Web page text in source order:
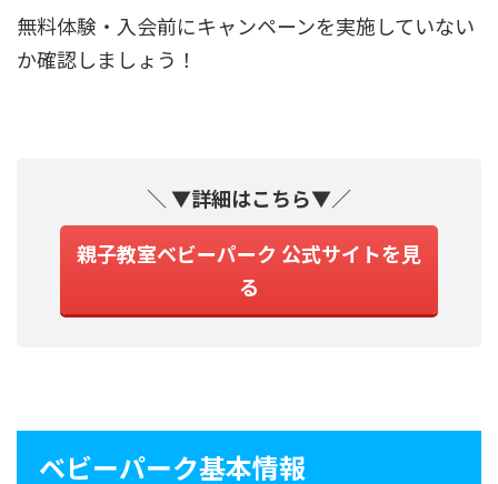
無料体験・入会前にキャンペーンを実施していない
か確認しましょう！
＼ ▼詳細はこちら▼／
親子教室ベビーパーク 公式サイトを見
る
ベビーパーク基本情報